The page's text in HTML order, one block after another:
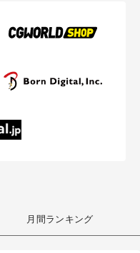
月間ランキング